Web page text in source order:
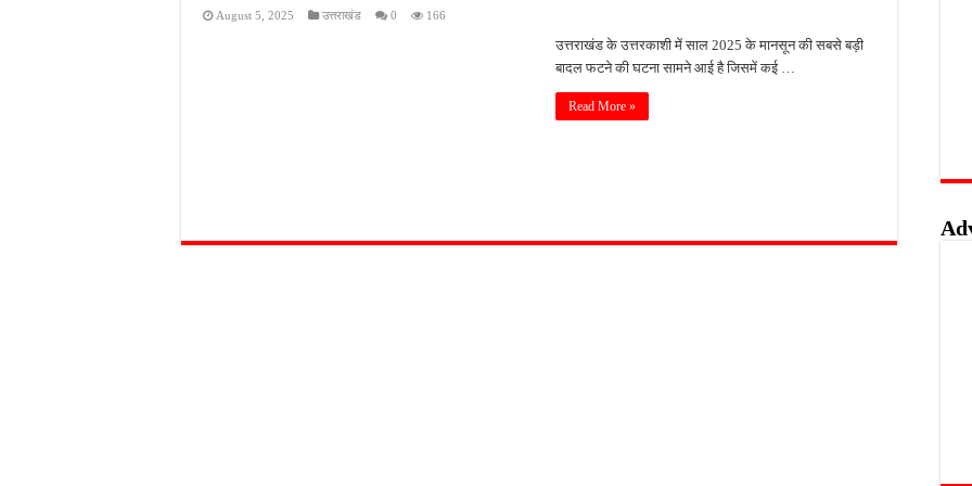
लखनऊ में नाबालिग से रेप के आरोप में ऑटो चालक गिरफ्तार, पुलिस जांच में जुटी
वाराणसी में देर रात खूनी हमला, साड़ी कारीगर की मौत; दो लोग गंभीर रूप से घायल
August 5, 2025 उत्तराखंड 0 166
उत्तराखंड के उत्तरकाशी में साल 2025 के मानसून की सबसे बड़ी
बादल फटने की घटना सामने आई है जिसमें कई …
Read More »